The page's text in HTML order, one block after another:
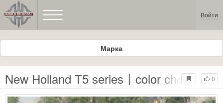
Войти
Марка
0
New Holland T5 series〡color choice